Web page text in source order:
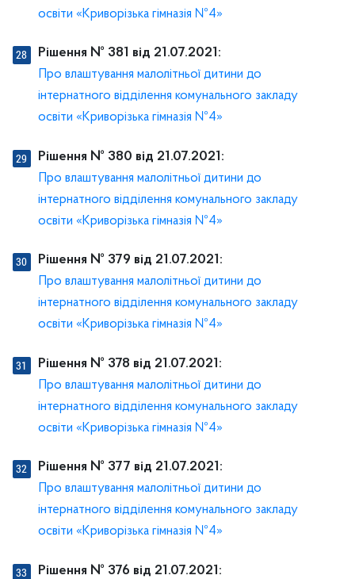
освіти «Криворізька гімназія №4»
Рішення № 381 від 21.07.2021:
Про влаштування малолітньої дитини до
інтернатного відділення комунального закладу
освіти «Криворізька гімназія №4»
Рішення № 380 від 21.07.2021:
Про влаштування малолітньої дитини до
інтернатного відділення комунального закладу
освіти «Криворізька гімназія №4»
Рішення № 379 від 21.07.2021:
Про влаштування малолітньої дитини до
інтернатного відділення комунального закладу
освіти «Криворізька гімназія №4»
Рішення № 378 від 21.07.2021:
Про влаштування малолітньої дитини до
інтернатного відділення комунального закладу
освіти «Криворізька гімназія №4»
Рішення № 377 від 21.07.2021:
Про влаштування малолітньої дитини до
інтернатного відділення комунального закладу
освіти «Криворізька гімназія №4»
Рішення № 376 від 21.07.2021: